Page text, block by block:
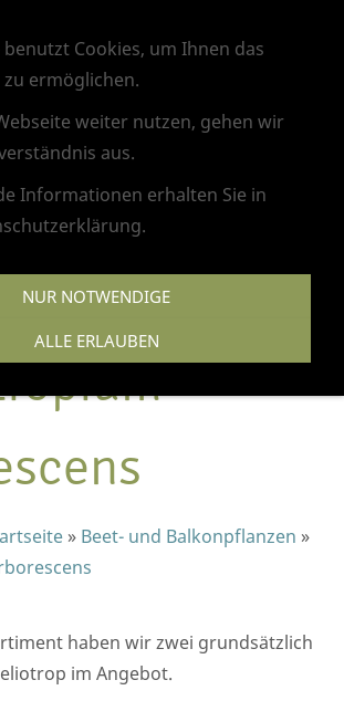
» Beet- und Balkonpflanzen »
haben wir zwei grundsätzlich
im Angebot.
benutzt Cookies, um Ihnen das
ermöglichen.
weiter nutzen, gehen wir
aus.
Informationen erhalten Sie in
NUR NOTWENDIGE
ALLE ERLAUBEN